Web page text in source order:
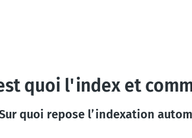
quoi l'index et
quoi repose l’indexation